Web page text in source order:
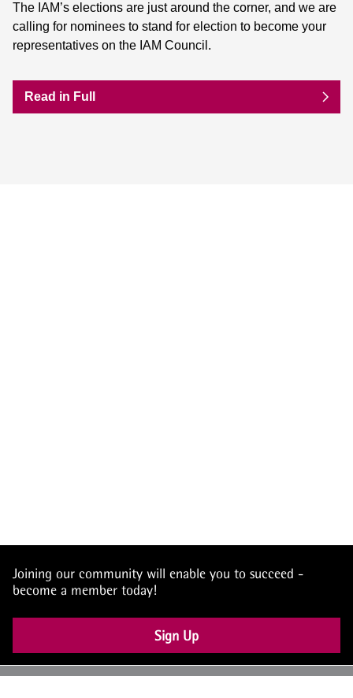
The IAM’s elections are just around the corner, and we are
calling for nominees to stand for election to become your
representatives on the IAM Council.
Read in Full
Joining our community will enable you to succeed -
become a member today!
Sign Up